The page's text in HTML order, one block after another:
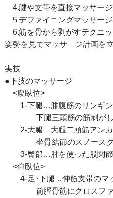
4.腱や支帯を直接マッサージ
5.デファイニングマッサージ
6.筋を骨から剥がすテクニッ
姿勢を見てマッサージ計画を
実技
●下肢のマッサージ
<腹臥位>
1-下腿…腓腹筋のリンギン
下腿三頭筋の筋剥がし
2-大腿…大腿二頭筋アンカ
坐骨結節のスノースク
3-臀部…肘を使った股関節
<仰臥位>
4-足･下腿…伸筋支帯のマ
前脛骨筋にクロスファ